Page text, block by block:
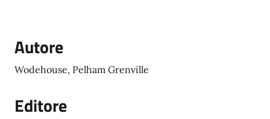
Autore
Wodehouse, Pelham Grenville
Editore